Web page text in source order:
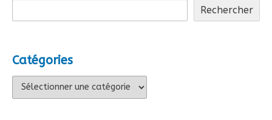
Rechercher
Catégories
Catégories